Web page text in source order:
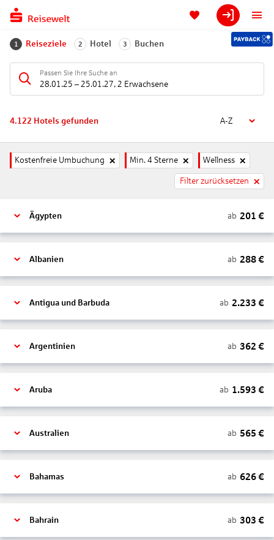
1 Reiseziele 2 Hotel 3 Buchen
Passen Sie Ihre Suche an
28.01.25 – 25.01.27, 2 Erwachsene
4.122 Hotels gefunden A-Z
Kostenfreie Umbuchung Min. 4 Sterne Wellness
Filter zurücksetzen
Ägypten ab 201 €
Albanien ab 288€
Antigua und Barbuda ab 2.233 €
Argentinien ab 362 €
Aruba ab 1.593 €
Australien ab 565 €
Bahamas ab 626€
Bahrain ab 303 €